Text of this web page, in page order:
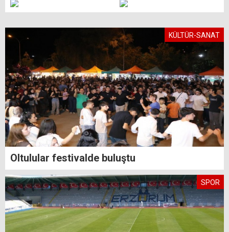
KÜLTÜR-SANAT
Oltulular festivalde buluştu
SPOR